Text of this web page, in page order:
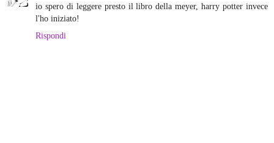
io spero di leggere presto il libro della meyer, harry potter invece
l'ho iniziato!
Rispondi